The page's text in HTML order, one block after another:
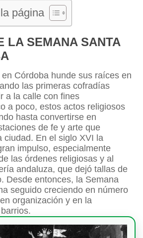
página
LA SEMANA SANTA
Córdoba hunde sus raíces en
las primeras cofradías
a la calle con fines
a poco, estos actos religiosos
hasta convertirse en
de fe y arte que
ciudad. En el siglo XVI la
impulso, especialmente
las órdenes religiosas y al
andaluza, que dejó tallas de
Desde entonces, la Semana
seguido creciendo en número
organización y en la